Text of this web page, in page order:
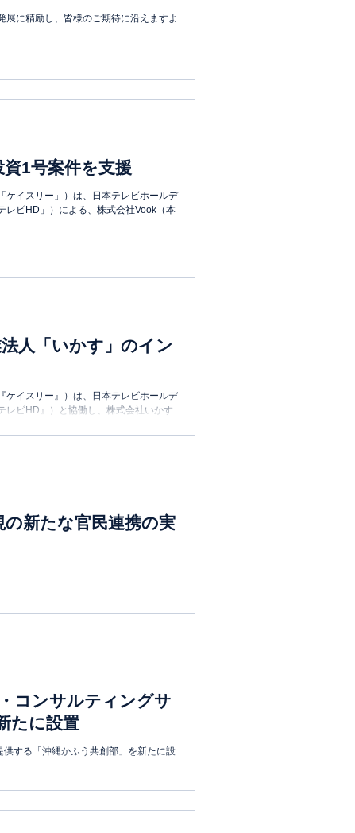
に精励し、皆様のご期待に沿えますよ
1号案件を支援
ケイスリー」）は、日本テレビホールデ
レビHD」）による、株式会社Vook（本
人「いかす」のイン
ケイスリー』）は、日本テレビホールデ
レビHD』）と協働し、株式会社いかす
の新たな官民連携の実
コンサルティングサ
たに設置
する「沖縄かふう共創部」を新たに設